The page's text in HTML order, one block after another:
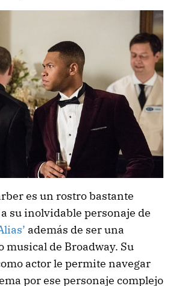
es un rostro bastante
su inolvidable personaje de
además de ser una
musical de Broadway. Su
actor le permite navegar
por ese personaje complejo